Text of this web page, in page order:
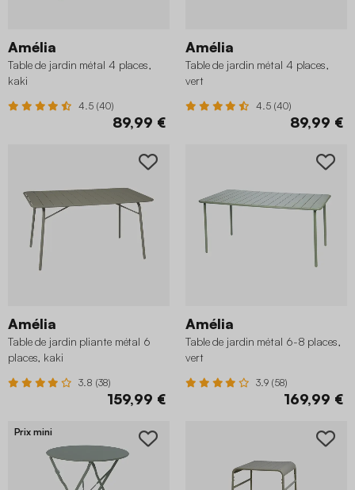
Amélia
Table de jardin métal 4 places,
kaki
4.5 (40)
89,99 €
Amélia
Table de jardin métal 4 places,
vert
4.5 (40)
89,99 €
Amélia
Table de jardin pliante métal 6
places, kaki
3.8 (38)
159,99 €
Amélia
Table de jardin métal 6-8 places,
vert
3.9 (58)
169,99 €
Prix mini